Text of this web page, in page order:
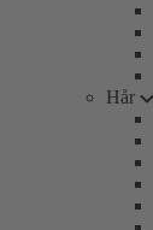
Hår